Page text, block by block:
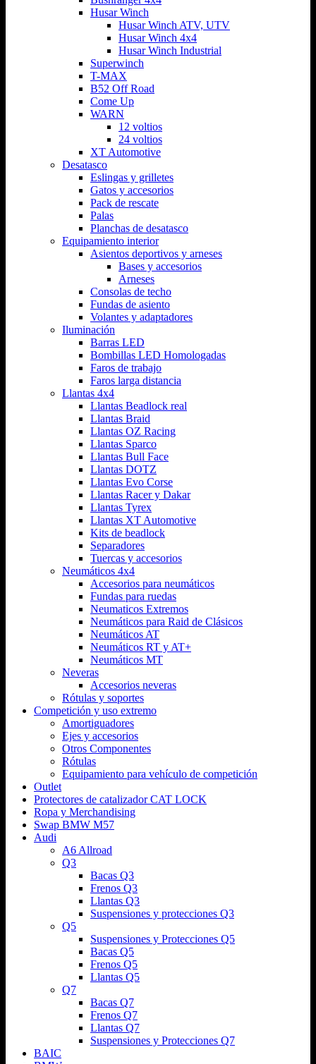
Husar Winch
Husar Winch ATV, UTV
Husar Winch 4x4
Husar Winch Industrial
Superwinch
T-MAX
B52 Off Road
Come Up
WARN
12 voltios
24 voltios
XT Automotive
Desatasco
Eslingas y grilletes
Gatos y accesorios
Pack de rescate
Palas
Planchas de desatasco
Equipamiento interior
Asientos deportivos y arneses
Bases y accesorios
Arneses
Consolas de techo
Fundas de asiento
Volantes y adaptadores
Iluminación
Barras LED
Bombillas LED Homologadas
Faros de trabajo
Faros larga distancia
Llantas 4x4
Llantas Beadlock real
Llantas Braid
Llantas OZ Racing
Llantas Sparco
Llantas Bull Face
Llantas DOTZ
Llantas Evo Corse
Llantas Racer y Dakar
Llantas Tyrex
Llantas XT Automotive
Kits de beadlock
Separadores
Tuercas y accesorios
Neumáticos 4x4
Accesorios para neumáticos
Fundas para ruedas
Neumaticos Extremos
Neumáticos para Raid de Clásicos
Neumáticos AT
Neumáticos RT y AT+
Neumáticos MT
Neveras
Accesorios neveras
Rótulas y soportes
Competición y uso extremo
Amortiguadores
Ejes y accesorios
Otros Componentes
Rótulas
Equipamiento para vehículo de competición
Outlet
Protectores de catalizador CAT LOCK
Ropa y Merchandising
Swap BMW M57
Audi
A6 Allroad
Q3
Bacas Q3
Frenos Q3
Llantas Q3
Suspensiones y protecciones Q3
Q5
Suspensiones y Protecciones Q5
Bacas Q5
Frenos Q5
Llantas Q5
Q7
Bacas Q7
Frenos Q7
Llantas Q7
Suspensiones y Protecciones Q7
BAIC